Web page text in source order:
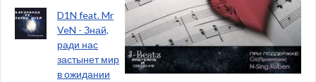
D1N feat. Mr
VeN - Знай,
ради нас
застынет мир
в ожидании